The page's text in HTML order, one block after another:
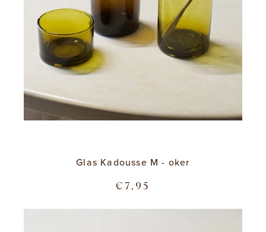
Glas Kadousse M - oker
€7,95